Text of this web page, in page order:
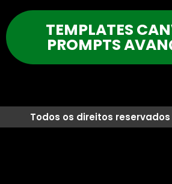
TEMPLATES
PROMPTS
Todos os direitos